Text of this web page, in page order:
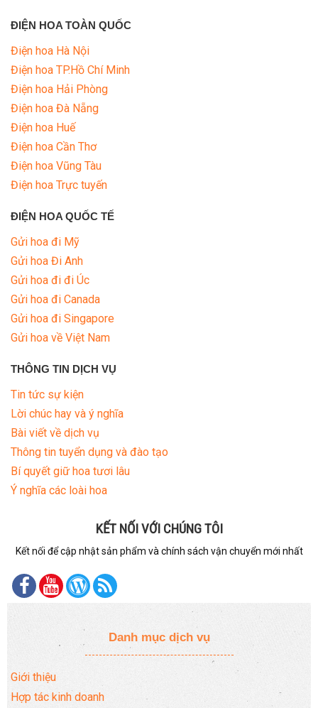
ĐIỆN HOA TOÀN QUỐC
Điện hoa Hà Nội
Điện hoa TP.Hồ Chí Minh
Điện hoa Hải Phòng
Điện hoa Đà Nẵng
Điện hoa Huế
Điện hoa Cần Thơ
Điện hoa Vũng Tàu
Điện hoa Trực tuyến
ĐIỆN HOA QUỐC TẾ
Gửi hoa đi Mỹ
Gửi hoa Đi Anh
Gửi hoa đi đi Úc
Gửi hoa đi Canada
Gửi hoa đi Singapore
Gửi hoa về Việt Nam
THÔNG TIN DỊCH VỤ
Tin tức sự kiện
Lời chúc hay và ý nghĩa
Bài viết về dịch vụ
Thông tin tuyển dụng và đào tạo
Bí quyết giữ hoa tươi lâu
Ý nghĩa các loài hoa
KẾT NỐI VỚI CHÚNG TÔI
Kết nối để cập nhật sản phẩm và chính sách vận chuyển mới nhất
Danh mục dịch vụ
Giới thiệu
Hợp tác kinh doanh